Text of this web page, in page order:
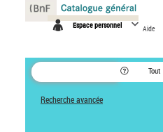
Espace personnel Aide
Tout
Recherche avancée
Panneau de gestion des cookies